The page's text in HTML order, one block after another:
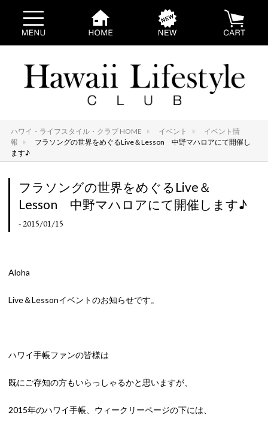
ハワイ・ライフスタイル・クラブ HOME イベント
イベント情
報
フラソングの世界をめぐるLive＆Lesson 中野マハロアにて開催し
ます♪
フラソングの世界をめぐるLive＆
Lesson 中野マハロアにて開催します♪
- 2015/01/15
Aloha
Live＆Lessonイベントのお知らせです。
ハワイ手帳ファンの皆様は
既にご存知の方もいらっしゃるかと思いますが、
2015年のハワイ手帳、ウィークリーページの下には、